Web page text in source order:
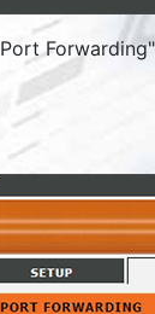
Port Forwarding